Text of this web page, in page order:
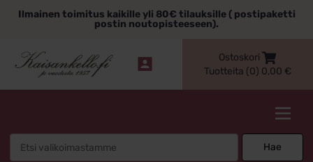
sisältöönIlmainen toimitus kaikille yli 80€ tilauksille ( postipaketti
postin noutopisteeseen).
Ostoskori
Tuotteita (0) 0,00 €
Hae